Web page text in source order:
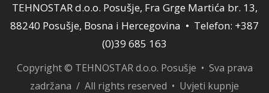
TEHNOSTAR d.o.o. Posušje, Fra Grge Martića br. 13,
88240 Posušje, Bosna i Hercegovina • Telefon: +387
(0)39 685 163
Copyright © TEHNOSTAR d.o.o. Posušje • Sva prava
zadržana / All rights reserved • Uvjeti kupnje